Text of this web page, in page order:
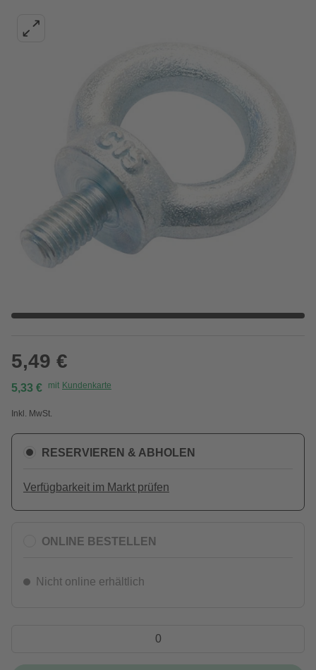
5,49 €
5,33 € mit Kundenkarte
Inkl. MwSt.
RESERVIEREN & ABHOLEN
Verfügbarkeit im Markt prüfen
ONLINE BESTELLEN
Nicht online erhältlich